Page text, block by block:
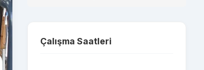
Çalışma Saatleri